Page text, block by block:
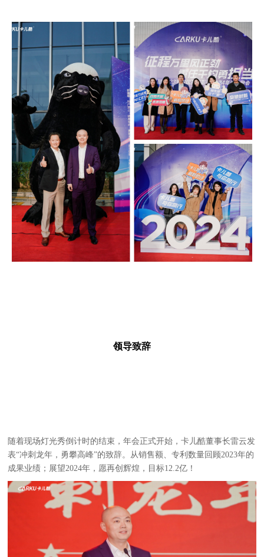
领导致辞
随着现场灯光秀倒计时的结束，年会正式开始，卡儿酷董事长雷云发
表“冲刺龙年，勇攀高峰”的致辞。从销售额、专利数量回顾2023年的
成果业绩；展望2024年，愿再创辉煌，目标12.2亿！